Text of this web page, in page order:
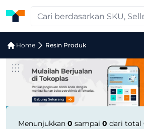
Home Resin Produk
Pencarian Produk
Menunjukkan 0 sampai 0 dari total